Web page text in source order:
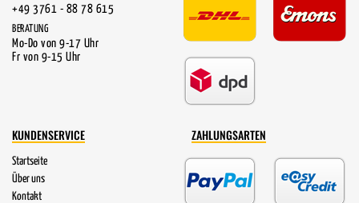
+49 3761 - 88 78 615
BERATUNG
Mo-Do von 9-17 Uhr
Fr von 9-15 Uhr
KUNDENSERVICE
Startseite
Über uns
Kontakt
ZAHLUNGSARTEN